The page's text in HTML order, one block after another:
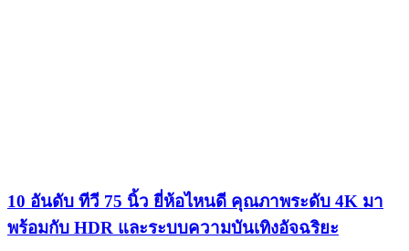
10 อันดับ ทีวี 75 นิ้ว ยี่ห้อไหนดี คุณภาพระดับ 4K มา
พร้อมกับ HDR และระบบความบันเทิงอัจฉริยะ